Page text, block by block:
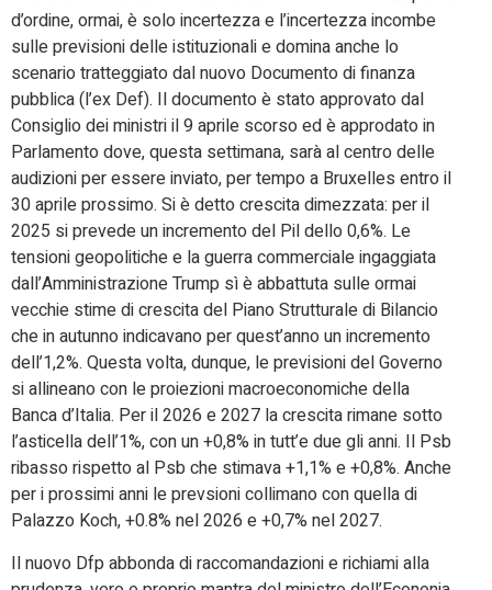
d’ordine, ormai, è solo incertezza e l’incertezza incombe
sulle previsioni delle istituzionali e domina anche lo
scenario tratteggiato dal nuovo Documento di finanza
pubblica (l’ex Def). Il documento è stato approvato dal
Consiglio dei ministri il 9 aprile scorso ed è approdato in
Parlamento dove, questa settimana, sarà al centro delle
audizioni per essere inviato, per tempo a Bruxelles entro il
30 aprile prossimo. Si è detto crescita dimezzata: per il
2025 si prevede un incremento del Pil dello 0,6%. Le
tensioni geopolitiche e la guerra commerciale ingaggiata
dall’Amministrazione Trump sì è abbattuta sulle ormai
vecchie stime di crescita del Piano Strutturale di Bilancio
che in autunno indicavano per quest’anno un incremento
dell’1,2%. Questa volta, dunque, le previsioni del Governo
si allineano con le proiezioni macroeconomiche della
Banca d’Italia. Per il 2026 e 2027 la crescita rimane sotto
l’asticella dell’1%, con un +0,8% in tutt’e due gli anni. Il Psb
ribasso rispetto al Psb che stimava +1,1% e +0,8%. Anche
per i prossimi anni le prevsioni collimano con quella di
Palazzo Koch, +0.8% nel 2026 e +0,7% nel 2027.
Il nuovo Dfp abbonda di raccomandazioni e richiami alla